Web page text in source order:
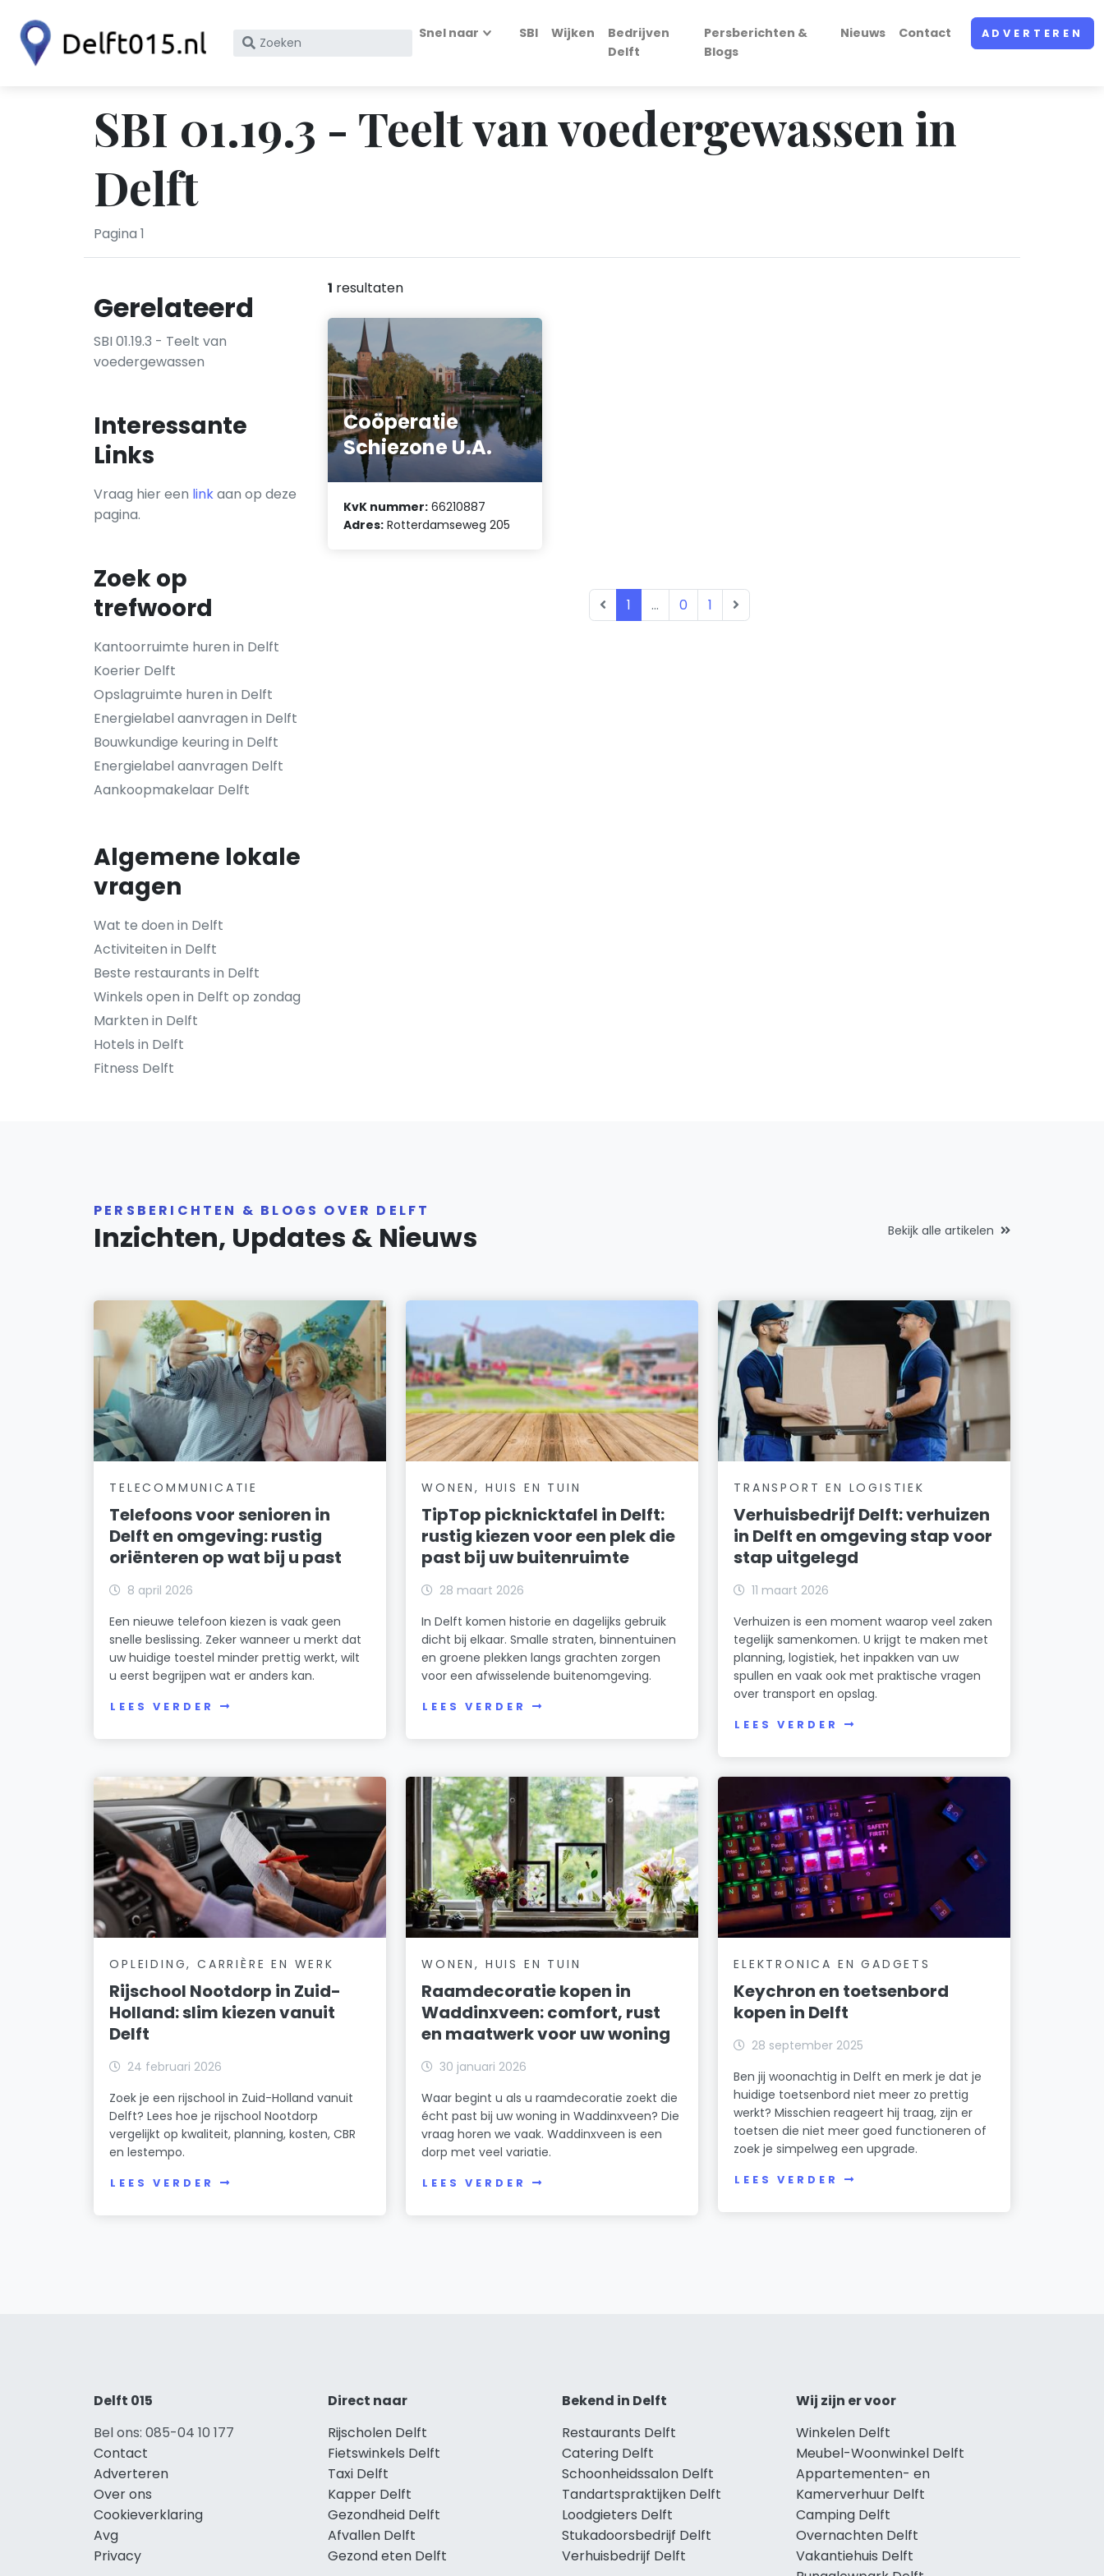
Zoek
KvK
nummer
Snel naar SBI Wijken
Bedrijven
Delft
Persberichten &
Blogs
Nieuws Contact ADVERTEREN
SBI 01.19.3 - Teelt van voedergewassen in
Delft
Pagina 1
Gerelateerd
SBI 01.19.3 - Teelt van
voedergewassen
Interessante
Links
Vraag hier een linkaan op deze
pagina.
Zoek op
trefwoord
Kantoorruimte huren in Delft
Koerier Delft
Opslagruimte huren in Delft
Energielabel aanvragen in Delft
Bouwkundige keuring in Delft
Energielabel aanvragen Delft
Aankoopmakelaar Delft
Algemene lokale
vragen
Wat te doen in Delft
Activiteiten in Delft
Beste restaurants in Delft
Winkels open in Delft op zondag
Markten in Delft
Hotels in Delft
Fitness Delft
1 resultaten
Coöperatie
Schiezone U.A.
KvK nummer: 66210887
Adres: Rotterdamseweg 205
1 ... 0 1
PERSBERICHTEN & BLOGS OVER DELFT
Inzichten, Updates & Nieuws Bekijk alle artikelen
TELECOMMUNICATIE
Telefoons voor senioren in
Delft en omgeving: rustig
oriënteren op wat bij u past
8 april 2026
Een nieuwe telefoon kiezen is vaak geen
snelle beslissing. Zeker wanneer u merkt dat
uw huidige toestel minder prettig werkt, wilt
u eerst begrijpen wat er anders kan.
LEES VERDER
WONEN, HUIS EN TUIN
TipTop picknicktafel in Delft:
rustig kiezen voor een plek die
past bij uw buitenruimte
28 maart 2026
In Delft komen historie en dagelijks gebruik
dicht bij elkaar. Smalle straten, binnentuinen
en groene plekken langs grachten zorgen
voor een afwisselende buitenomgeving.
LEES VERDER
TRANSPORT EN LOGISTIEK
Verhuisbedrijf Delft: verhuizen
in Delft en omgeving stap voor
stap uitgelegd
11 maart 2026
Verhuizen is een moment waarop veel zaken
tegelijk samenkomen. U krijgt te maken met
planning, logistiek, het inpakken van uw
spullen en vaak ook met praktische vragen
over transport en opslag.
LEES VERDER
OPLEIDING, CARRIÈRE EN WERK
Rijschool Nootdorp in Zuid-
Holland: slim kiezen vanuit
Delft
24 februari 2026
Zoek je een rijschool in Zuid-Holland vanuit
Delft? Lees hoe je rijschool Nootdorp
vergelijkt op kwaliteit, planning, kosten, CBR
en lestempo.
LEES VERDER
WONEN, HUIS EN TUIN
Raamdecoratie kopen in
Waddinxveen: comfort, rust
en maatwerk voor uw woning
30 januari 2026
Waar begint u als u raamdecoratie zoekt die
écht past bij uw woning in Waddinxveen? Die
vraag horen we vaak. Waddinxveen is een
dorp met veel variatie.
LEES VERDER
ELEKTRONICA EN GADGETS
Keychron en toetsenbord
kopen in Delft
28 september 2025
Ben jij woonachtig in Delft en merk je dat je
huidige toetsenbord niet meer zo prettig
werkt? Misschien reageert hij traag, zijn er
toetsen die niet meer goed functioneren of
zoek je simpelweg een upgrade.
LEES VERDER
Delft 015
Bel ons: 085-04 10 177
Contact
Adverteren
Over ons
Cookieverklaring
Avg
Privacy
Direct naar
Rijscholen Delft
Fietswinkels Delft
Taxi Delft
Kapper Delft
Gezondheid Delft
Afvallen Delft
Gezond eten Delft
Bekend in Delft
Restaurants Delft
Catering Delft
Schoonheidssalon Delft
Tandartspraktijken Delft
Loodgieters Delft
Stukadoorsbedrijf Delft
Verhuisbedrijf Delft
Wij zijn er voor
Winkelen Delft
Meubel-Woonwinkel Delft
Appartementen- en
Kamerverhuur Delft
Camping Delft
Overnachten Delft
Vakantiehuis Delft